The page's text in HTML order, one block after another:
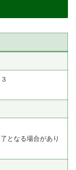
となる場合があり